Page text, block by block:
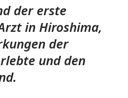
der erste
in Hiroshima,
der
und den